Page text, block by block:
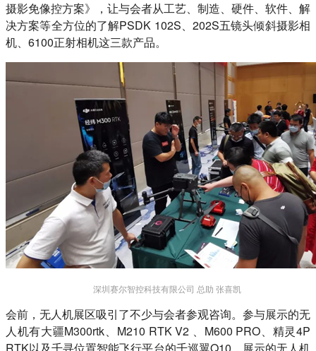
摄影免像控方案》，让与会者从工艺、制造、硬件、软件、解
决方案等全方位的了解PSDK 102S、202S五镜头倾斜摄影相
机、6100正射相机这三款产品。
深圳赛尔智控科技有限公司 总助 张喜凯
会前，无人机展区吸引了不少与会者参观咨询。参与展示的无
人机有大疆M300rtk、M210 RTK V2 、M600 PRO、精灵4P